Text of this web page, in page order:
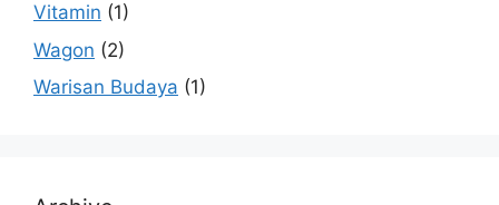
Vitamin (1)
Wagon (2)
Warisan Budaya (1)